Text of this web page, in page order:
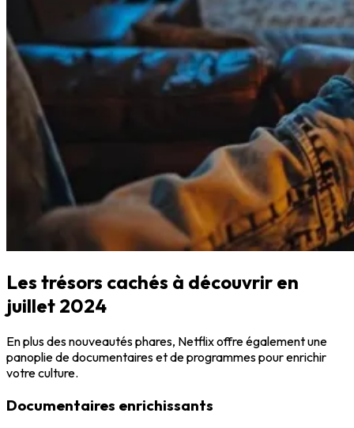
Les trésors cachés à découvrir en
juillet 2024
En plus des nouveautés phares, Netflix offre également une
panoplie de documentaires et de programmes pour enrichir
votre culture.
Documentaires enrichissants